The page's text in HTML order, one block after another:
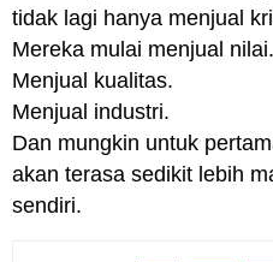
tidak lagi hanya menjual
Mereka mulai menjual nilai.
Menjual kualitas.
Menjual industri.
Dan mungkin untuk
akan terasa sedikit lebih
sendiri.